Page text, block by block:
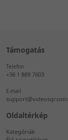
Támogatás
Telefon
+36 1 889 7603
E-mail
support@videosqr.com
Oldaltérkép
Kategóriák